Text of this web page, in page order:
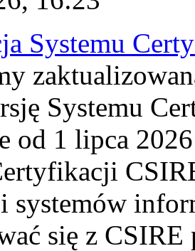
Systemu
Systemu
od 1 lipca
systemów
się z